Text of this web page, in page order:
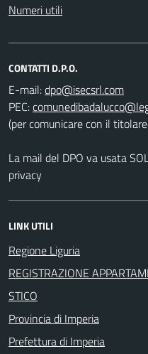
Numeri utili
CONTATTI D.P.O.
E-mail:
PEC:
(per comunicare con il
La mail del DPO va usata
privacy
LINK UTILI
Regione Liguria
REGISTRAZIONE
STICO
Provincia di Imperia
Prefettura di Imperia